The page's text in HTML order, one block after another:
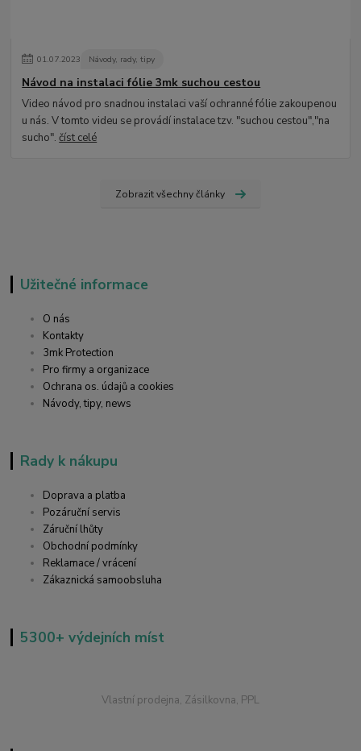
01.07.2023 Návody, rady, tipy
Návod na instalaci fólie 3mk suchou cestou
Video návod pro snadnou instalaci vaší ochranné fólie zakoupenou
u nás. V tomto videu se provádí instalace tzv. "suchou cestou","na
sucho".číst celé
Zobrazit všechny články
Užitečné informace
O nás
Kontakty
3mk Protection
Pro firmy a organizace
Ochrana os. údajů a cookies
Návody, tipy, news
Rady k nákupu
Doprava a platba
Pozáruční servis
Záruční lhůty
Obchodní podmínky
Reklamace / vrácení
Zákaznická samoobsluha
5300+ výdejních míst
Vlastní prodejna, Zásilkovna, PPL